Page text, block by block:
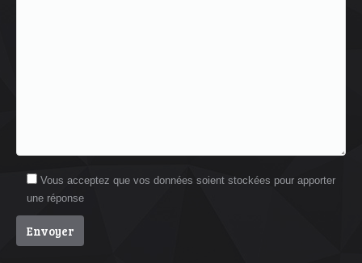
Vous acceptez que vos données soient stockées pour apporter
une réponse